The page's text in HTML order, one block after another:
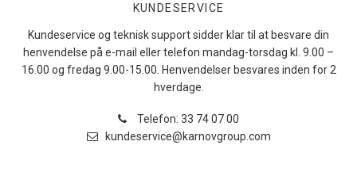
KUNDESERVICE
Kundeservice og teknisk support sidder klar til at besvare din
henvendelse på e-mail eller telefon mandag-torsdag kl. 9.00 –
16.00 og fredag 9.00-15.00. Henvendelser besvares inden for 2
hverdage.
Telefon: 33 74 07 00
kundeservice@karnovgroup.com